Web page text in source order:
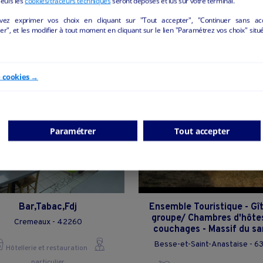
ET RESTAURATION" DE LA
Bar,Tabac,Fdj
Cremeaux - 42260
Hôtellerie et restauration
Ensemble Touristique -
groupe/ Chambres
couchages - Massif du
Besse-et-Saint-Anastaise -
exprimer vos choix en cliquant sur "Tout accepter", "Continuer sans
et les modifier à tout moment en cliquant sur le lien "Paramétrez vos choix"
cookies →
Paramétrer Tout accepter